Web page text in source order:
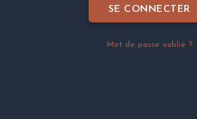
Mot de passe oublié ?